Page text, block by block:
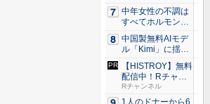
中年女性の不調は
すべてホルモンの
せい？ ...
中国製無料AIモデ
ル「Kimi」に揺れ
る...
【HISTROY】無料
配信中！Rチャン
ネ...
Rチャンネル
1人のドナーから6